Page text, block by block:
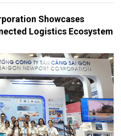
Showcases
Logistics Ecosystem